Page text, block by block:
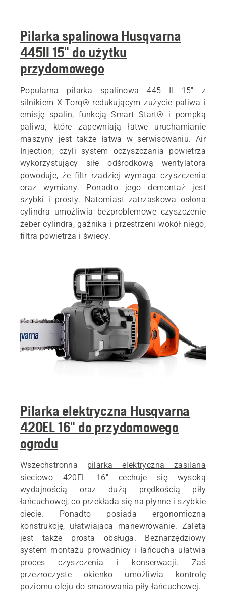
Pilarka spalinowa Husqvarna
445II 15" do użytku
przydomowego
Popularna pilarka spalinowa 445 II 15" z
silnikiem X-Torq® redukującym zużycie paliwa i
emisję spalin, funkcją Smart Start® i pompką
paliwa, które zapewniają łatwe uruchamianie
maszyny jest także łatwa w serwisowaniu. Air
Injection, czyli system oczyszczania powietrza
wykorzystujący siłę odśrodkową wentylatora
powoduje, że filtr rzadziej wymaga czyszczenia
oraz wymiany. Ponadto jego demontaż jest
szybki i prosty. Natomiast zatrzaskowa osłona
cylindra umożliwia bezproblemowe czyszczenie
żeber cylindra, gaźnika i przestrzeni wokół niego,
filtra powietrza i świecy.
Pilarka elektryczna Husqvarna
420EL 16" do przydomowego
ogrodu
Wszechstronna pilarka elektryczna zasilana
sieciowo 420EL 16" cechuje się wysoką
wydajnością oraz dużą prędkością piły
łańcuchowej, co przekłada się na płynne i szybkie
cięcie. Ponadto posiada ergonomiczną
konstrukcję, ułatwiającą manewrowanie. Zaletą
jest także prosta obsługa. Beznarzędziowy
system montażu prowadnicy i łańcucha ułatwia
proces czyszczenia i konserwacji. Zaś
przezroczyste okienko umożliwia kontrolę
poziomu oleju do smarowania piły łańcuchowej.